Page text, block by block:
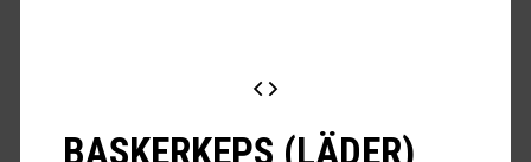
BASKERKEPS (LÄDER)